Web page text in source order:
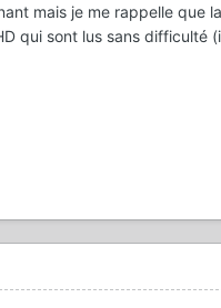
mais je me rappelle que
qui sont lus sans difficulté